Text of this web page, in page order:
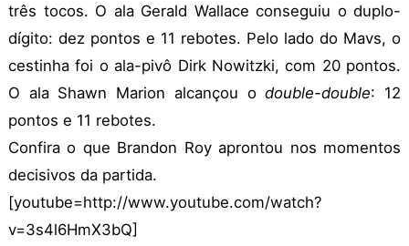
três tocos. O ala Gerald Wallace conseguiu o duplo-
dígito: dez pontos e 11 rebotes. Pelo lado do Mavs, o
cestinha foi o ala-pivô Dirk Nowitzki, com 20 pontos.
O ala Shawn Marion alcançou odouble-double: 12
pontos e 11 rebotes.
Confira o que Brandon Roy aprontou nos momentos
decisivos da partida.
[youtube=http://www.youtube.com/watch?
v=3s4l6HmX3bQ]